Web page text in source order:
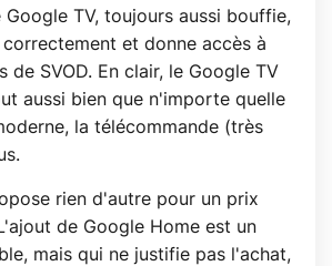
TV, toujours aussi bouffie,
et donne accès à
de SVOD. En clair, le Google TV
aussi bien que n'importe quelle
la télécommande (très
rien d'autre pour un prix
de Google Home est un
mais qui ne justifie pas l'achat,